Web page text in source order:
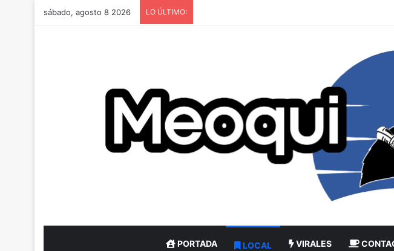
sábado, agosto 8 2026 LO ÚLTIMO:
PORTADA LOCAL VIRALES